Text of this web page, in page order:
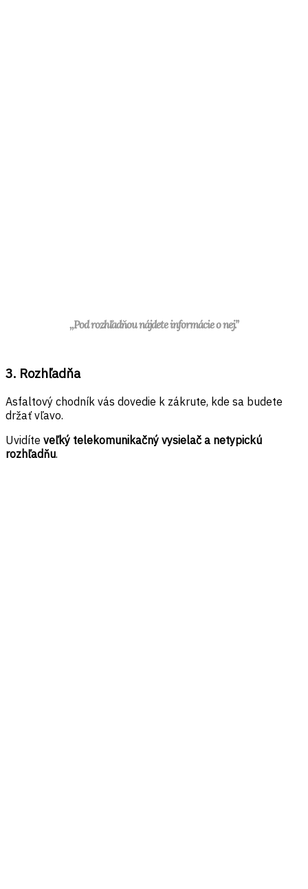
,,Pod rozhľadňou nájdete informácie o nej.”
3. Rozhľadňa
Asfaltový chodník vás dovedie k zákrute, kde sa budete
držať vľavo.
Uvidíte veľký telekomunikačný vysielač a netypickú
rozhľadňu.